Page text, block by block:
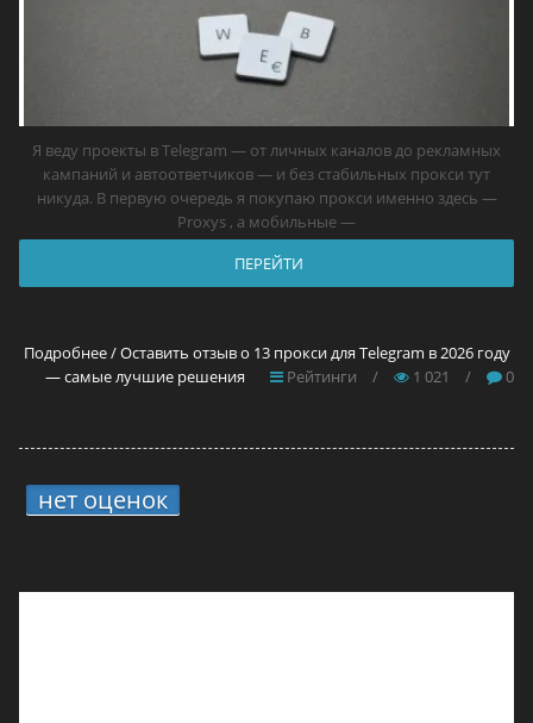
Я веду проекты в Telegram — от личных каналов до рекламных
кампаний и автоответчиков — и без стабильных прокси тут
никуда. В первую очередь я покупаю прокси именно здесь —
Proxys , а мобильные —
ПЕРЕЙТИ
Подробнее / Оставить отзыв о 13 прокси для Telegram в 2026 году
— самые лучшие решения
Рейтинги / 1 021 / 0
нет оценок